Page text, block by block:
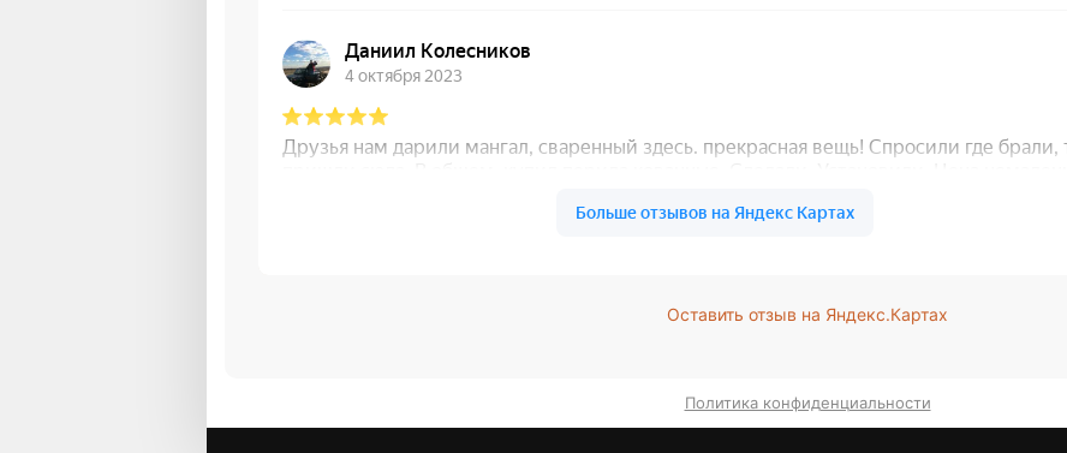
Оставить отзыв на Яндекс.Картах
Политика конфиденциальности